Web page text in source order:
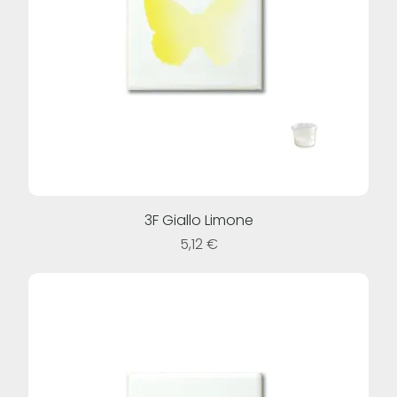
3F Giallo Limone
Prezzo
5,12 €